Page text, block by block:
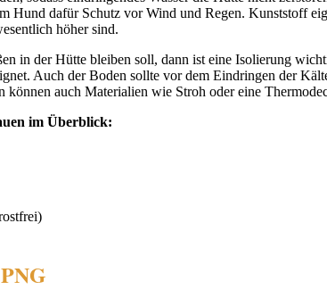
Hund dafür Schutz vor Wind und Regen. Kunststoff
höher sind.
in der Hütte bleiben soll, dann ist eine Isolierung
Auch der Boden sollte vor dem Eindringen der
können auch Materialien wie Stroh oder eine
im Überblick: